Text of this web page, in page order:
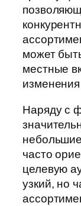
может
местные
Наряду с
часто
целевую
узкий, но